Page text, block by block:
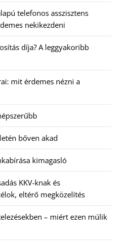
telefonos asszisztens
nekikezdeni
díja? A leggyakoribb
mit érdemes nézni a
bőven akad
kimagasló
KKV-knak és
eltérő megközelítés
– miért ezen múlik